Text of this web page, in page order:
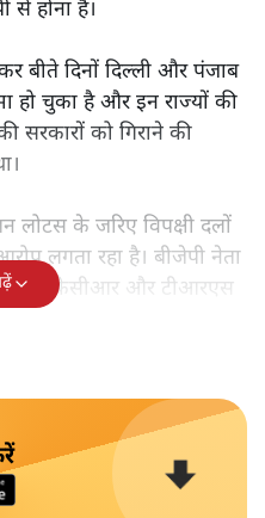
से होना है।
बीते दिनों दिल्ली और पंजाब
हो चुका है और इन राज्यों की
सरकारों को गिराने की
के जरिए विपक्षी दलों
लगता रहा है। बीजेपी नेता
में केसीआर और टीआरएस